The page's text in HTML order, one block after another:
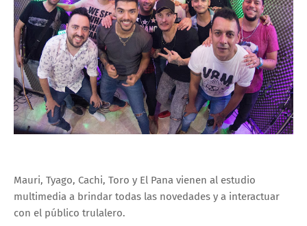
Mauri, Tyago, Cachi, Toro y El Pana vienen al estudio
multimedia a brindar todas las novedades y a interactuar
con el público trulalero.